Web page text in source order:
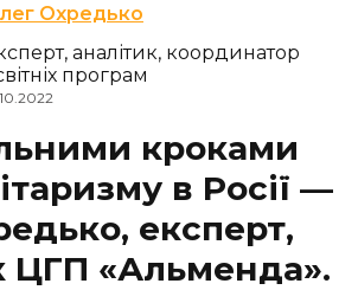
Охредько
аналітик, координатор
програм
кроками
в Росії —
експерт,
ЦГП «Альменда».